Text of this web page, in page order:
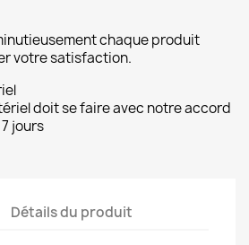
chaque produit
votre satisfaction.
doit se faire avec notre accord
jours
Détails du produit